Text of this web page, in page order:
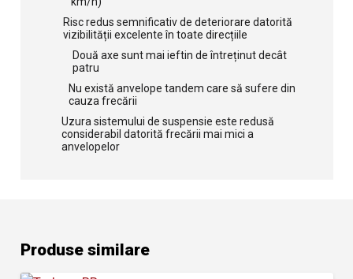
Risc redus semnificativ de deteriorare datorită
vizibilității excelente în toate direcțiile
Două axe sunt mai ieftin de întreținut decât
patru
Nu există anvelope tandem care să sufere din
cauza frecării
Uzura sistemului de suspensie este redusă
considerabil datorită frecării mai mici a
anvelopelor
Produse similare